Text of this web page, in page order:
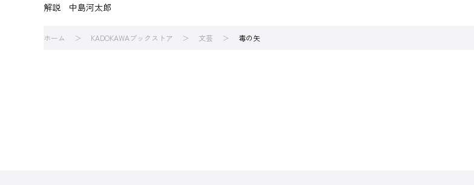
解説 中島河太郎
ホーム KADOKAWAブックストア 文芸 毒の矢